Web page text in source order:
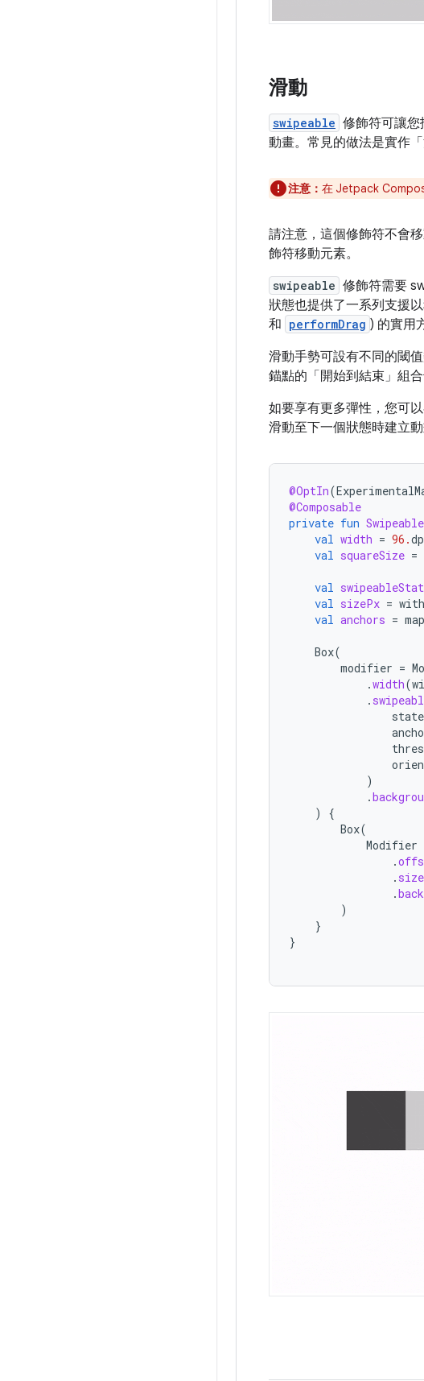
滑動
swipeable 修飾符可讓
動畫。常見的做法是實作
注意： 在 Jetpack
請注意，這個修飾符不會
飾符移動元素。
swipeable 修飾符需要
狀態也提供了一系列支援
和 performDrag ) 的實用
滑動手勢可設有不同的閾
錨點的「開始到結束」組
如要享有更多彈性，您可
滑動至下一個狀態時建立
@OptIn(
@Composable
private fun
val width = 96.dp
val squareSize =
val
val sizePx = with
val anchors =
Box(
modifier =
.width(
.
state
)
.
)
{
Box(
Modifier
.
. size
.
)
}
}